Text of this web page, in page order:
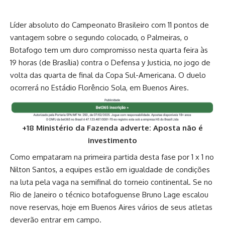
Líder absoluto do Campeonato Brasileiro com 11 pontos de
vantagem sobre o segundo colocado, o Palmeiras, o
Botafogo tem um duro compromisso nesta quarta feira às
19 horas (de Brasília) contra o Defensa y Justicia, no jogo de
volta das quarta de final da Copa Sul-Americana. O duelo
ocorrerá no Estádio Florêncio Sola, em Buenos Aires.
+18 Ministério da Fazenda adverte: Aposta não é
investimento
Como empataram na primeira partida desta fase por 1 x 1 no
Nilton Santos, a equipes estão em igualdade de condições
na luta pela vaga na semifinal do torneio continental. Se no
Rio de Janeiro o técnico botafoguense Bruno Lage escalou
nove reservas, hoje em Buenos Aires vários de seus atletas
deverão entrar em campo.